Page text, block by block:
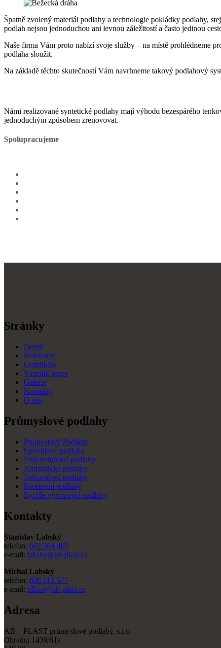
Špatně zvolený materiál podlahy a technologie pokládky podlahy,
podlah nejsou jednoduchou ani levnou záležitostí a často jedinou
Naše firma Vám proto nabízí svoje služby – na místě prohlédneme
podlaha sloužit.
Na základě těchto skutečností Vám navrhneme takový podlahový
Námi realizované syntetické podlahy mají výhodu bezespárého
jednoduchým způsobem zrenovovat.
Spolupracujeme
Stránky
Domů
Reference
Certifikáty
Vzorník barev
Galerie
Kontakty
O nás
Průmyslové podlahy
Průmyslové Podlahy
Epoxidové podlahy
Polyuretanové podlahy
Antistatické podlahy
Dekorativní podlahy
Sportovní podlahy
Rychle vytvrzující podlahy
Kontakty
Stanislav Labský
telefon: 602 364 405
e-mail: labsky@ab-plast.cz
Michal Labský
telefon: 606 115 577
e-mail: office@ab-plast.cz
Adresa
AB – PLAST průmyslové podlahy, s.r.o.
Ohradní 1439/61a